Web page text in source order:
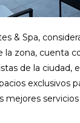
& Spa,
zona, cuenta
de la ciudad,
exclusivos
mejores